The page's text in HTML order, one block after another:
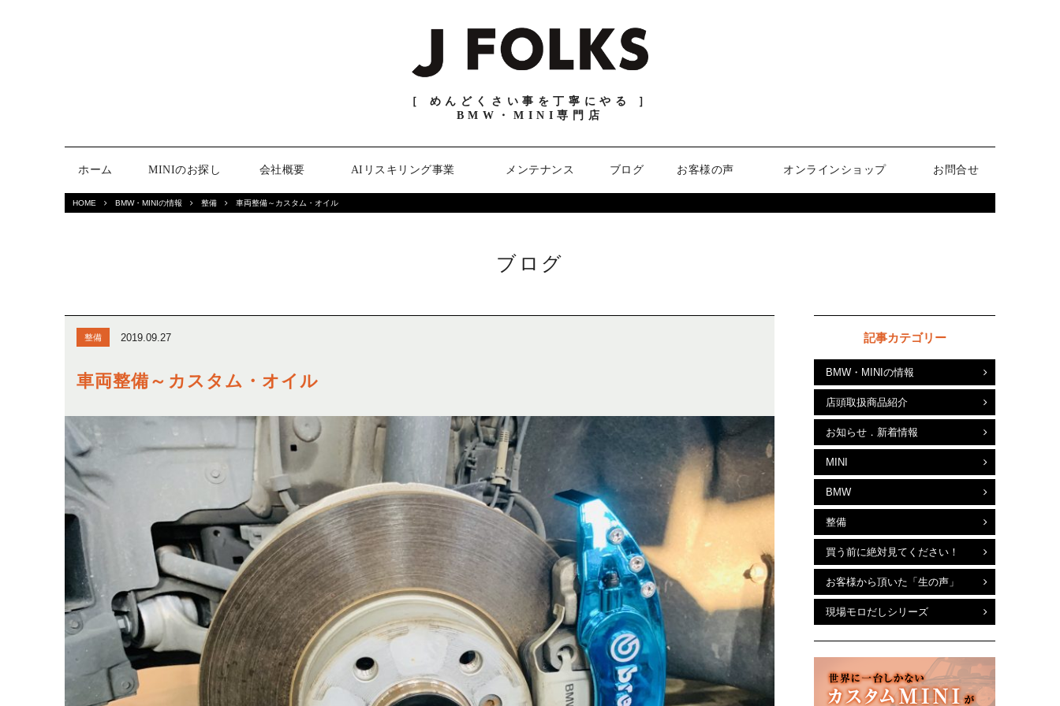
［ めんどくさい事を丁寧にやる ］
BMW・MINI専門店
ホーム MINIのお探し 会社概要 AIリスキリング事業 メンテナンス ブログ お客様の声 オンラインショップ お問合せ
HOME BMW・MINIの情報 整備 車両整備～カスタム・オイル
ブログ
整備 2019.09.27
車両整備～カスタム・オイル
記事カテゴリー
BMW・MINIの情報
店頭取扱商品紹介
お知らせ．新着情報
MINI
BMW
整備
買う前に絶対見てください！
お客様から頂いた「生の声」
現場モロだしシリーズ